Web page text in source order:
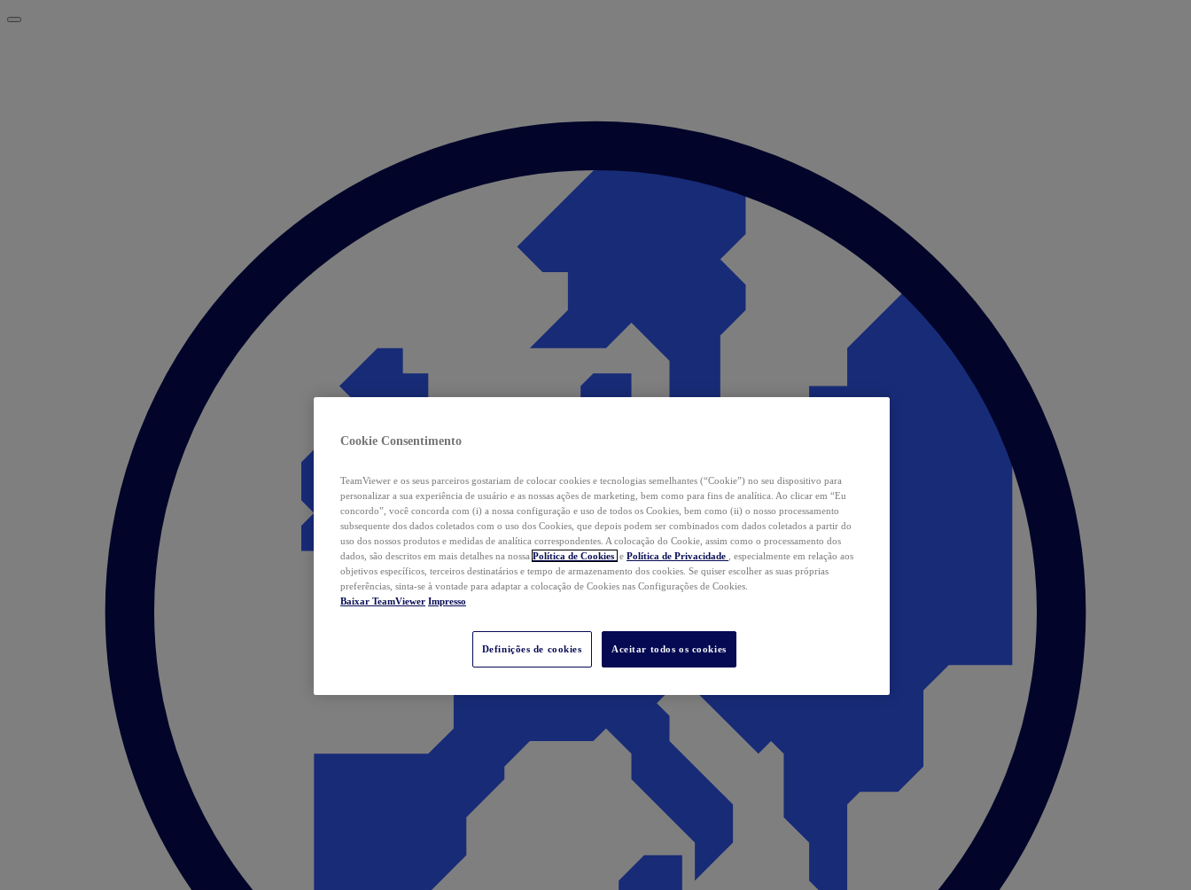
Cookie Consentimento
TeamViewer e os seus parceiros gostariam de colocar cookies e tecnologias semelhantes (“Cookie”) no seu dispositivo para
personalizar a sua experiência de usuário e as nossas ações de marketing, bem como para fins de analítica. Ao clicar em “Eu
concordo”, você concorda com (i) a nossa configuração e uso de todos os Cookies, bem como (ii) o nosso processamento
subsequente dos dados coletados com o uso dos Cookies, que depois podem ser combinados com dados coletados a partir do
uso dos nossos produtos e medidas de analítica correspondentes. A colocação do Cookie, assim como o processamento dos
dados, são descritos em mais detalhes na nossa Política de Cookies e Política de Privacidade
, especialmente em relação aos
objetivos específicos, terceiros destinatários e tempo de armazenamento dos cookies. Se quiser escolher as suas próprias
preferências, sinta-se à vontade para adaptar a colocação de Cookies nas Configurações de Cookies.
Baixar TeamViewer Impresso
Definições de cookies Aceitar todos os cookies